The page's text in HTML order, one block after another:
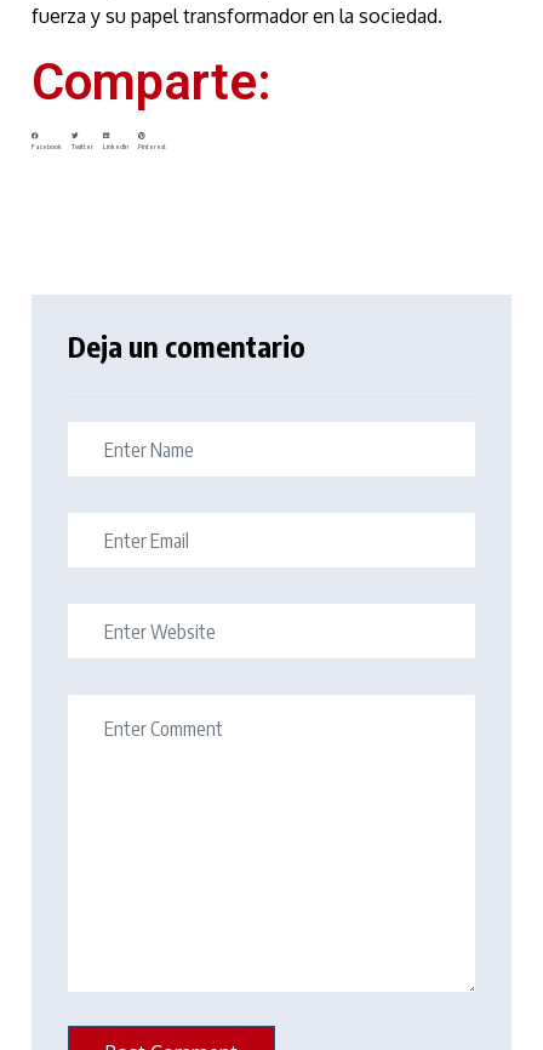
fuerza y su papel transformador en la sociedad.
Comparte:
Facebook Twitter LinkedIn Pinterest
Deja un comentario